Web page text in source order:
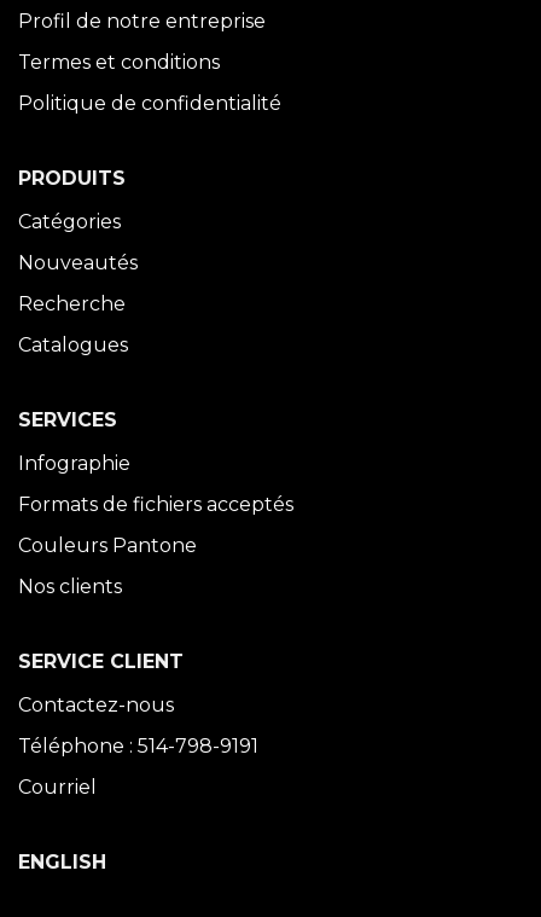
Profil de notre entreprise
Termes et conditions
Politique de confidentialité
PRODUITS
Catégories
Nouveautés
Recherche
Catalogues
SERVICES
Infographie
Formats de fichiers acceptés
Couleurs Pantone
Nos clients
SERVICE CLIENT
Contactez-nous
Téléphone : 514-798-9191
Courriel
ENGLISH